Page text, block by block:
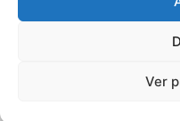
Ver
POLÍTICA DE